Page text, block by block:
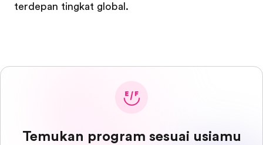
terdepan tingkat global.
Temukan program sesuai usiamu